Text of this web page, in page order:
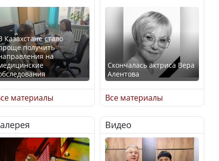
Казахстане стало
получить
на
Орталық Азия
елдері арасында әл-ауқат
индексінде көш бастады
материалы
Скончалась актриса Вера
Алентова
В РФ вынесен заочный
приговор по уголовному
делу об убийстве Игоря
Талькова
Все материалы
Видео